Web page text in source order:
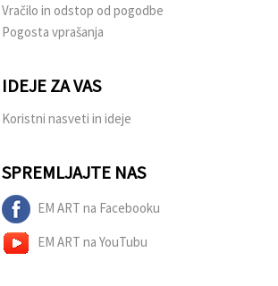
Vračilo in odstop od pogodbe
Pogosta vprašanja
IDEJE ZA VAS
Koristni nasveti in ideje
SPREMLJAJTE NAS
EM ART na Facebooku
EM ART na YouTubu